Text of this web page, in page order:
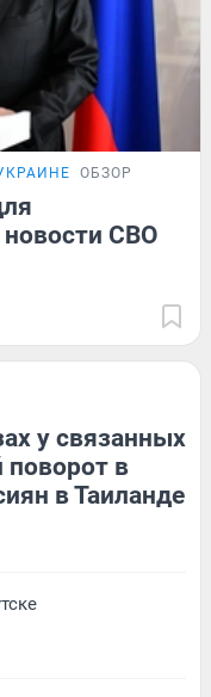
ОБЗОР
новости СВО
у связанных
поворот в
в Таиланде